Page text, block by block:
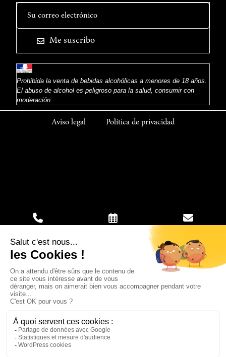
Me suscribo
Prohibida la venta de bebidas alcohólicas a menores de 18 años.
El abuso de alcohol es peligroso para la salud, consumir con
moderación.
Aviso legal Política de privacidad